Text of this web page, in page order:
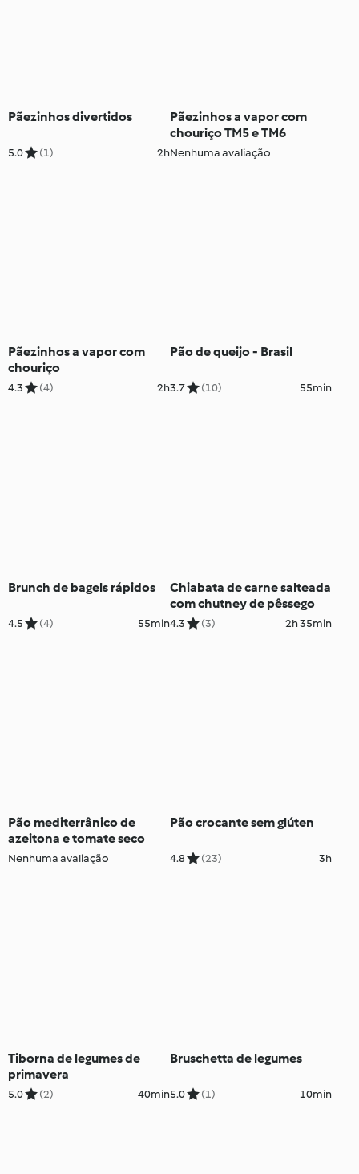
Pãezinhos divertidos
5.0 (1) 2h
Pãezinhos a vapor com
chouriço TM5 e TM6
Nenhuma avaliação
Pãezinhos a vapor com
chouriço
4.3 (4) 2h
Pão de queijo - Brasil
3.7 (10) 55min
Brunch de bagels rápidos
4.5 (4) 55min
Chiabata de carne salteada
com chutney de pêssego
4.3 (3) 2h 35min
Pão mediterrânico de
azeitona e tomate seco
Nenhuma avaliação
Pão crocante sem glúten
4.8 (23) 3h
Tiborna de legumes de
primavera
5.0 (2) 40min
Bruschetta de legumes
5.0 (1) 10min